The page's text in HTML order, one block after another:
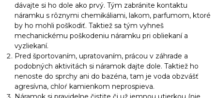
dávajte si ho dole ako prvý. Tým zabránite kontaktu
náramku s rôznymi chemikáliami, lakom, parfumom, ktoré
by ho mohli poškodiť. Taktiež sa tým vyhneš
mechanickému poškodeniu náramku pri obliekaní a
vyzliekaní.
Pred športovaním, upratovaním, prácou v záhrade a
podobných aktivitách si náramok dajte dole. Taktiež ho
nenoste do sprchy ani do bazéna, tam je voda obzvášť
agresívna, chloŕ kamienkom neprospieva.